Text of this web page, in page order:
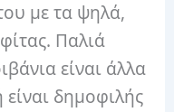
με τα ψηλά,
Παλιά
είναι άλλα
δημοφιλής